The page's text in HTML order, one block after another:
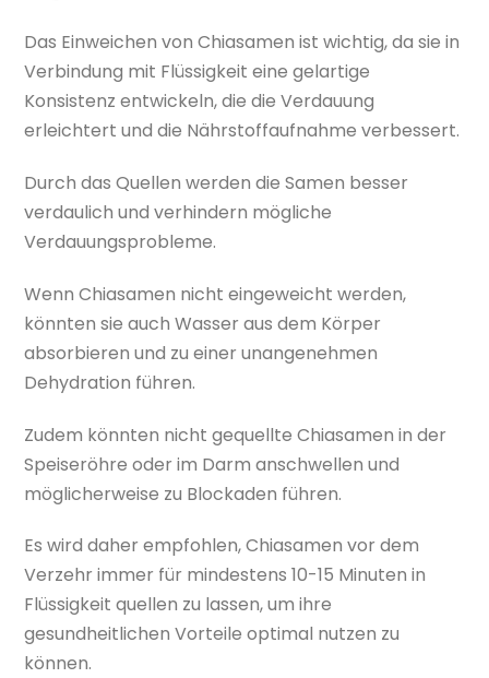
Das Einweichen von Chiasamen ist wichtig, da sie in
Verbindung mit Flüssigkeit eine gelartige
Konsistenz entwickeln, die die Verdauung
erleichtert und die Nährstoffaufnahme verbessert.
Durch das Quellen werden die Samen besser
verdaulich und verhindern mögliche
Verdauungsprobleme.
Wenn Chiasamen nicht eingeweicht werden,
könnten sie auch Wasser aus dem Körper
absorbieren und zu einer unangenehmen
Dehydration führen.
Zudem könnten nicht gequellte Chiasamen in der
Speiseröhre oder im Darm anschwellen und
möglicherweise zu Blockaden führen.
Es wird daher empfohlen, Chiasamen vor dem
Verzehr immer für mindestens 10-15 Minuten in
Flüssigkeit quellen zu lassen, um ihre
gesundheitlichen Vorteile optimal nutzen zu
können.